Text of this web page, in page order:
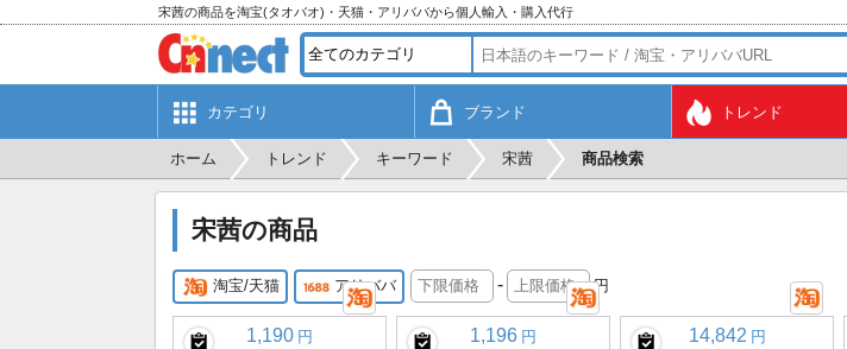
宋茜の商品を淘宝(タオバオ)・天猫・アリババから個人輸入・購入代行
カテゴリ ブランド トレンド
ホーム トレンド キーワード 宋茜 商品検索
宋茜の商品
淘宝/天猫 アリババ - 円
1,190 円 1,196 円 14,842 円